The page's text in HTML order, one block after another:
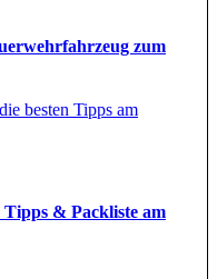
zum
& Packliste am